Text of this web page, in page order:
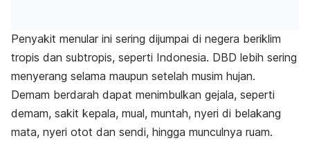
Penyakit menular ini sering dijumpai di negera beriklim
tropis dan subtropis, seperti Indonesia. DBD lebih sering
menyerang selama maupun setelah musim hujan.
Demam berdarah dapat menimbulkan gejala, seperti
demam, sakit kepala, mual, muntah, nyeri di belakang
mata, nyeri otot dan sendi, hingga munculnya ruam.